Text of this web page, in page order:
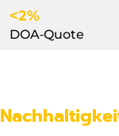
<2%
DOA‐Quote